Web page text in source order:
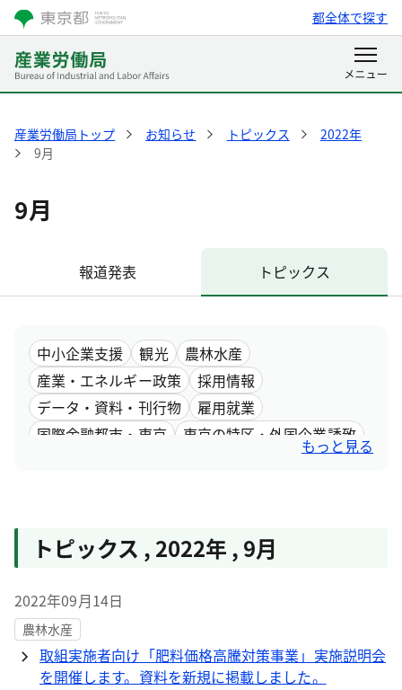
都全体で探す
産業労働局トップ お知らせ トピックス
2022年
9月
9月
報道発表 トピックス
中小企業支援 観光
農林水産
産業・エネルギー政策
採用情報
データ・資料・刊行物
雇用就業
国際金融都市・東京
東京の特区・外国企業誘致
もっと見る
トピックス , 2022年 , 9月
2022年09月14日
農林水産
取組実施者向け「肥料価格高騰対策事業」実施説明会
を開催します。資料を新規に掲載しました。